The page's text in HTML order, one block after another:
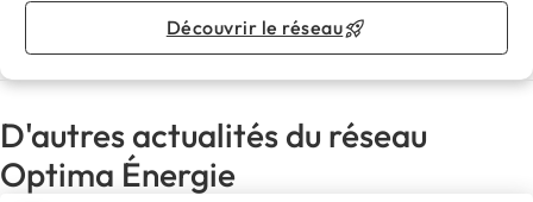
Découvrir le réseau
D'autres actualités du réseau
Optima Énergie